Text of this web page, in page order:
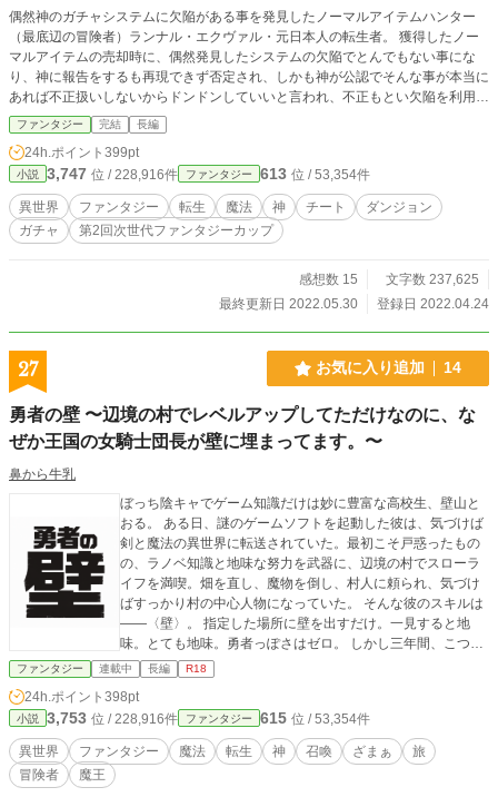
偶然神のガチャシステムに欠陥がある事を発見したノーマルアイテムハンター
（最底辺の冒険者）ランナル・エクヴァル・元日本人の転生者。 獲得したノー
マルアイテムの売却時に、偶然発見したシステムの欠陥でとんでもない事にな
り、神に報告をするも再現できず否定され、しかも神が公認でそんな事が本当に
あれば不正扱いしないからドンドンしていいと言われ、不正もとい欠陥を利用し
最高ランクの装備を取得し成り上がり、無双するお話。 俺は西塔 徳仁（さいと
う のりひと）、もうすぐ50過ぎのおっさんだ。 単身赴任で家族と離れ遠くで
暮らしている。遠すぎて年に数回しか帰省できない。 ぶっちゃけ時間があるか
らと、ブラウザゲームをやっていたりする。 大抵ガチャがあるんだよな。 幾つ
かのゲームをしていたら、そのうちの一つのゲームで何やらハズレガチャを上位
のアイテムにアップグレードしてくれるイベントがあって、それぞれ1から5ま
でのランクがあり、それを15本投入すれば一度だけ例えばＳＲだったらＳＳＲ
がなかった。 ゲームの話ではないぞ？ 現実で、だ。 疲れて帰ってきた俺は体調
が悪く、何とか自身が住んでいる社宅に到着したのだが・・・・俺は倒れたらし
うだ。 で、気が付けば俺は全く知らない場所にいた。 どうやら異世界だ。 魔物
が闊歩する世界。魔法がある世界らしく、15歳になれば男は皆武器を手に魔物
と祟罠くてはならないらしい。 しかも戦うにあたり、武器や防具は何故かガチ
ャで手に入れるようだ。なんじゃそりゃ。 10歳の頃から生まれ育った村で魔物
と戦う術や解体方法を身に着けたが、15になると村を出て、大きな街に向かっ
た。 そこでダンジョンを知り、同じような境遇の面々とチームを組んでダンジ
がら日本の知識は持ち合わせていたが役に立たなかった。 そんなある日、変化
俺は信じられない出来事に遭遇、その後神との恐ろしい交渉を行い、最底辺の生
活から脱出し、成り上がってく。
ファンタジー 完結 長編
24h.ポイント 399pt
小説 3,747 位 / 228,916件 ファンタジー 613 位 / 53,354件
異世界 ファンタジー 転生 魔法 神 チート
ダンジョン
ガチャ
第2回次世代ファンタジーカップ
感想数 15
文字数 237,625
最終更新日 2022.05.30
登録日 2022.04.24
27 お気に入り追加 14
勇者の壁 〜辺境の村でレベルアップしてただけなのに、な
ぜか王国の女騎士団長が壁に埋まってます。〜
鼻から牛乳
ぼっち陰キャでゲーム知識だけは妙に豊富な高校生、壁山と
おる。 ある日、謎のゲームソフトを起動した彼は、気づけば
剣と魔法の異世界に転送されていた。最初こそ戸惑ったもの
の、ラノベ知識と地味な努力を武器に、辺境の村でスローラ
イフを満喫。畑を直し、魔物を倒し、村人に頼られ、気づけ
ばすっかり村の中心人物になっていた。 そんな彼のスキルは
――〈壁〉。 指定した場所に壁を出すだけ。一見すると地
味。とても地味。勇者っぽさはゼロ。 しかし三年間、こつこ
つ鍛え続けた結果、とおるの〈壁〉はなぜか剣も魔法も魔力
回路も止められる、かなりおかしな能力へと成長していた。
そんなある日、王国の騎士団が村にやってくる。 「この村は
閉鎖区域に指定された。住民は退去せよ」 突然の日常終了宣
言に、村人たちは大混乱。納得できないとおるは、誇り高き
女騎士団長リディア・アルヴェインに決闘を申し込む。 圧倒
ファンタジー 連載中 長編 R18
24h.ポイント 398pt
小説 3,753 位 / 228,916件 ファンタジー 615 位 / 53,354件
異世界 ファンタジー 魔法 転生 神 召喚 ざまぁ
旅
冒険者
魔王